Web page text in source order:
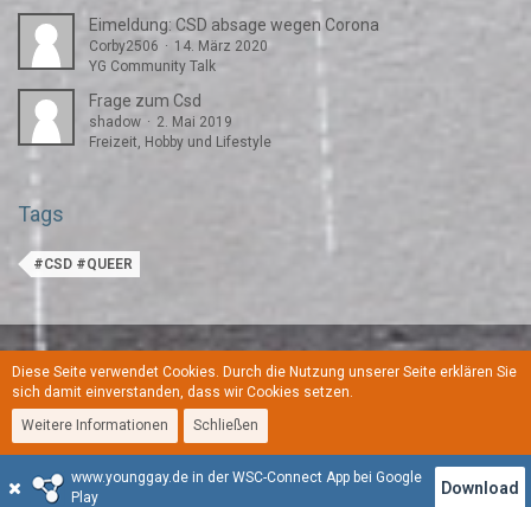
Eimeldung: CSD absage wegen Corona
Corby2506
14. März 2020
YG Community Talk
Frage zum Csd
shadow
2. Mai 2019
Freizeit, Hobby und Lifestyle
Tags
#CSD #QUEER
Regeln Datenschutzerklärung Kontakt
Stil:YoungGay
Community-Software:WoltLab Suite™
www.younggay.de in der WSC-Connect App bei Google
Play
Download
Diese Seite verwendet Cookies. Durch die Nutzung unserer Seite erklären Sie
sich damit einverstanden, dass wir Cookies setzen.
Weitere Informationen
Schließen